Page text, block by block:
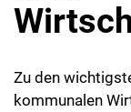
Zu den
kommunalen